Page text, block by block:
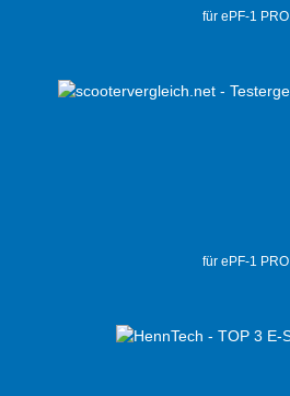
für ePF-1 PRO
für ePF-1 PRO